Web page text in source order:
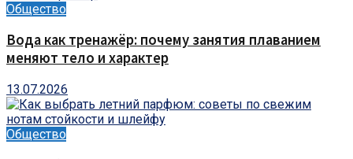
Общество
Вода как тренажёр: почему занятия плаванием
меняют тело и характер
13.07.2026
Общество